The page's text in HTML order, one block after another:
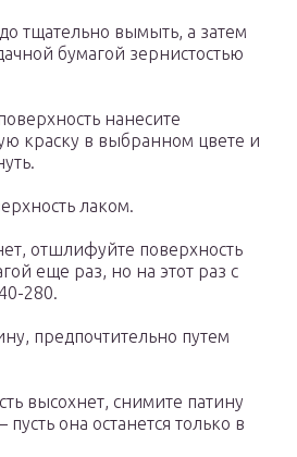
тщательно вымыть, а затем
бумагой зернистостью
нанесите
краску в выбранном цвете и
лаком.
отшлифуйте поверхность
еще раз, но на этот раз с
280.
предпочтительно путем
высохнет, снимите патину
пусть она останется только в